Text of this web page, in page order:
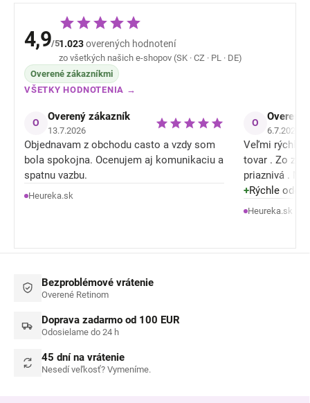
4,9/51.023overených hodnotení
zo všetkých našich e-shopov (SK · CZ · PL · DE)
Overené zákazníkmi
VŠETKY HODNOTENIA →
O Overený zákazník
13.7.2026
Objednavam z obchodu casto a vzdy som
bola spokojna. Ocenujem aj komunikaciu a
spatnu vazbu.
Heureka.sk
O Overený
6.7.2026
Veľmi rýchle
tovar . Zo
priaznivá .
tiež konečne nieje celý mokrý / spotený a
je mu lepšie .
+Rýchle
Heureka.sk
Bezproblémové vrátenie
Overené Retinom
Doprava zadarmo od 100 EUR
Odosielame do 24 h
45 dní na vrátenie
Nesedí veľkosť? Vymeníme.